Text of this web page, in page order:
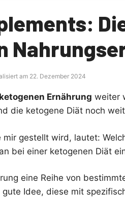
am 22. Dezember 2024
ketogenen Ernährung weiter
die ketogene Diät noch
mir gestellt wird, lautet:
bei einer ketogenen Diät
eine Reihe von
Idee, diese mit